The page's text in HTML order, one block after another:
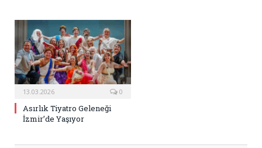
13.03.2026 0
Asırlık Tiyatro Geleneği
İzmir’de Yaşıyor